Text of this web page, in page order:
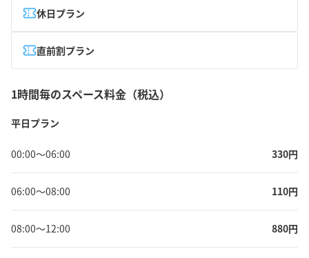
休日プラン
直前割プラン
1時間毎のスペース料金（税込）
平日プラン
00:00〜06:00 330円
06:00〜08:00 110円
08:00〜12:00 880円